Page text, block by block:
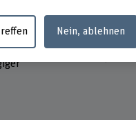
Nein, ablehnen